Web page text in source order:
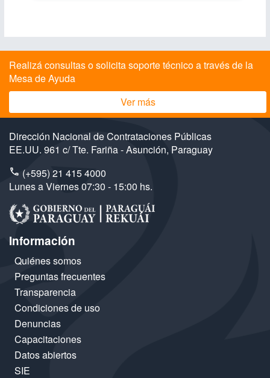
Realizá consultas o solicita soporte técnico a través de la
Mesa de Ayuda
Ver más
Dirección Nacional de Contrataciones Públicas
EE.UU. 961 c/ Tte. Fariña - Asunción, Paraguay
(+595) 21 415 4000
Lunes a Viernes 07:30 - 15:00 hs.
Información
Quiénes somos
Preguntas frecuentes
Transparencia
Condiciones de uso
Denuncias
Capacitaciones
Datos abiertos
SIE